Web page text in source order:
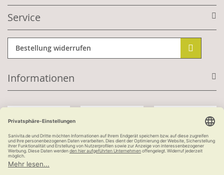
Service
Bestellung widerrufen
Informationen
Kauf auf Rechnung